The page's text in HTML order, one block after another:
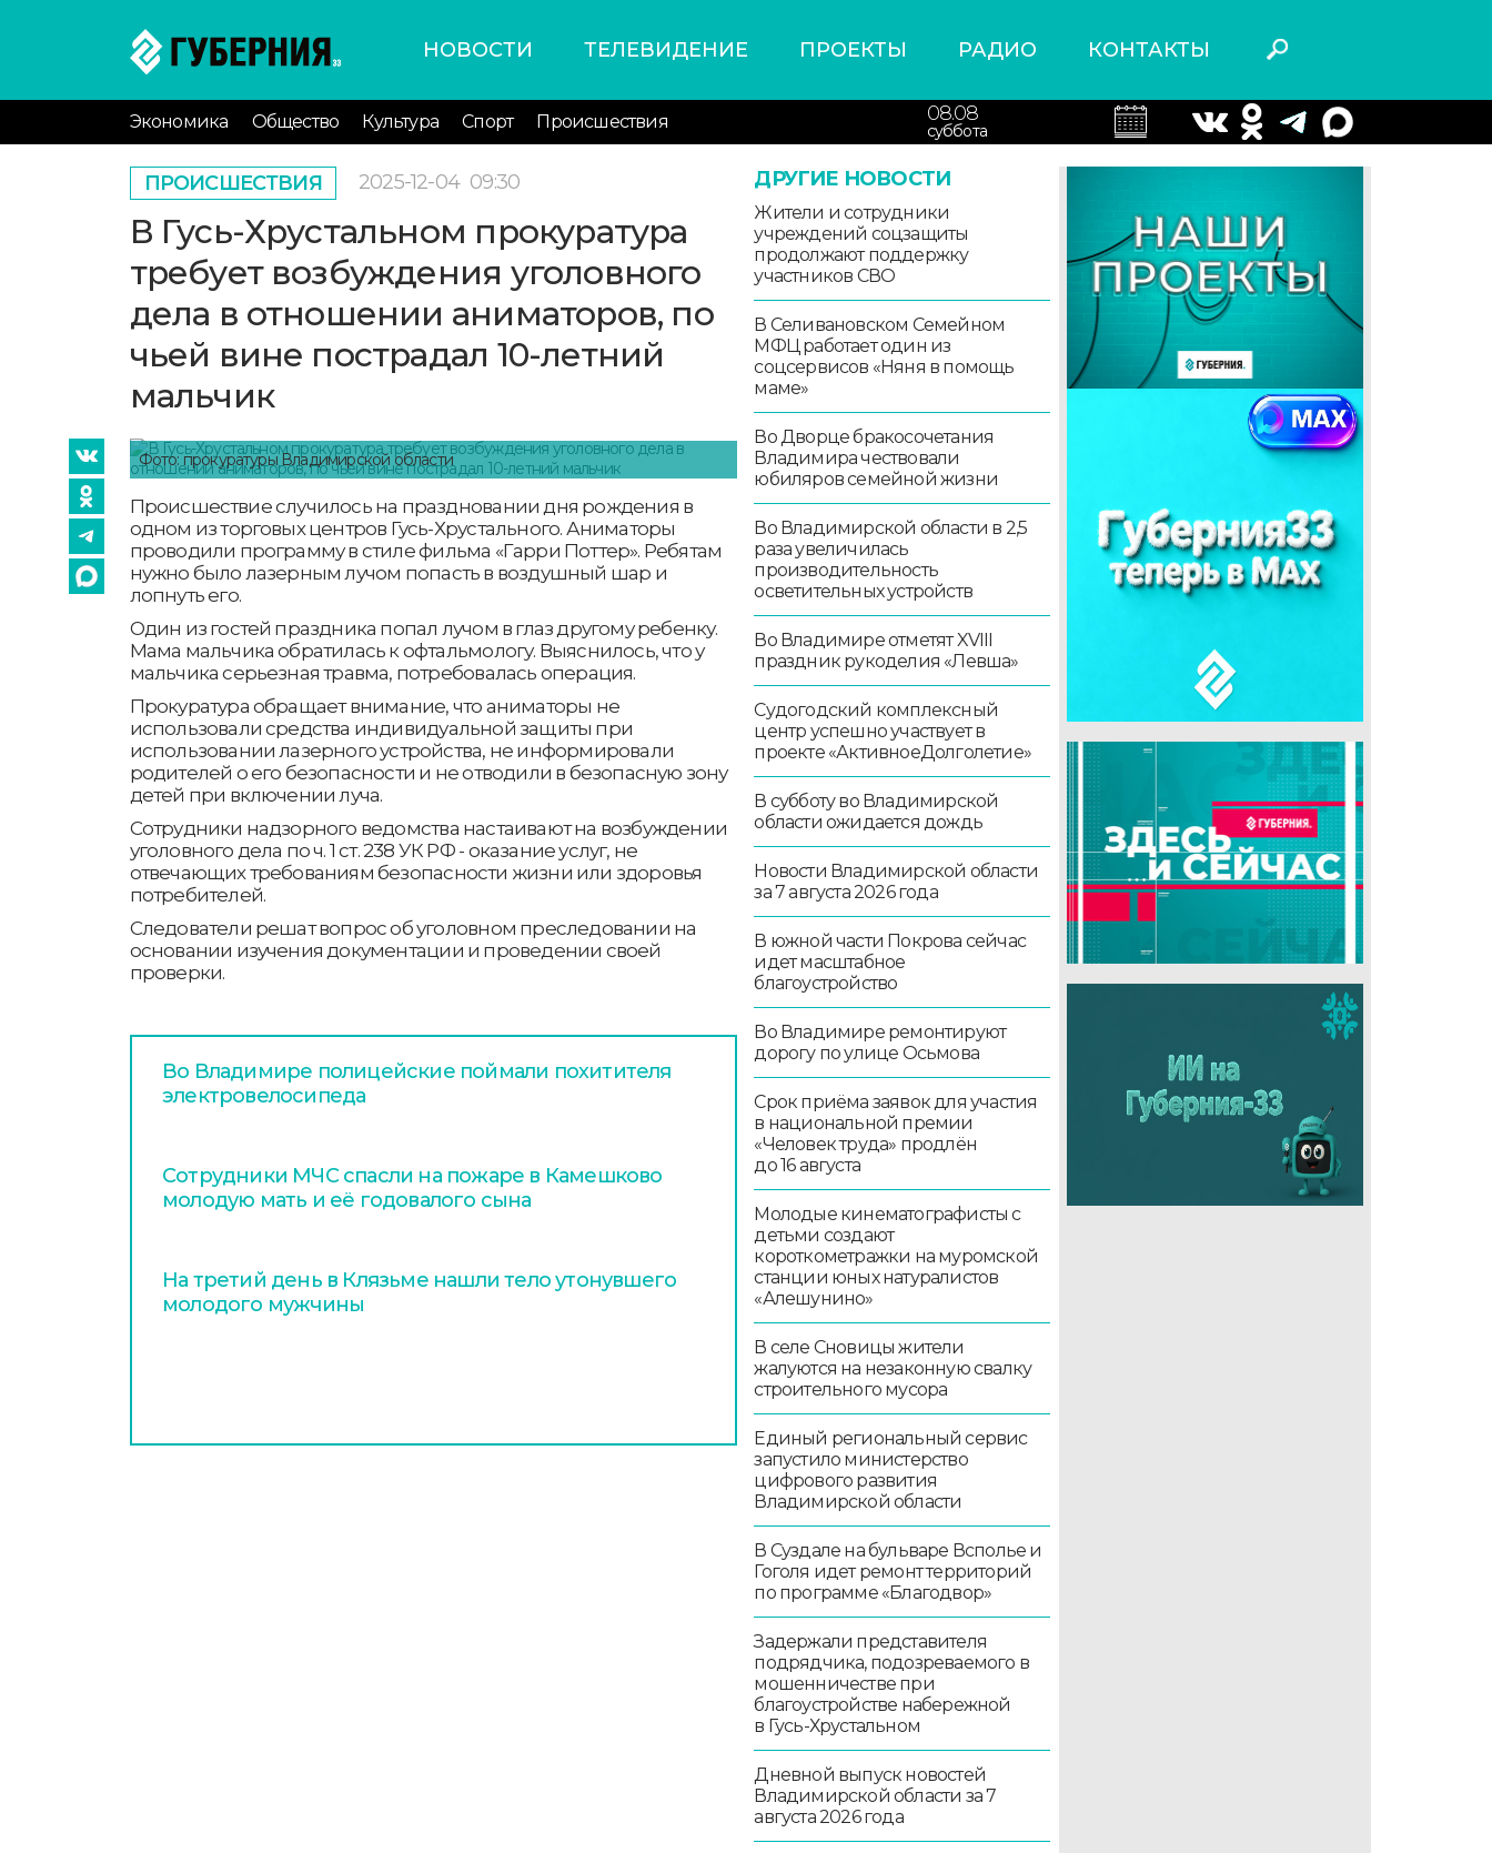
НОВОСТИ ТЕЛЕВИДЕНИЕ ПРОЕКТЫ РАДИО КОНТАКТЫ
Экономика Общество Культура Спорт Происшествия 08.08
суббота
ПРОИСШЕСТВИЯ 2025-12-04 09:30
В Гусь-Хрустальном прокуратура
требует возбуждения уголовного
дела в отношении аниматоров, по
чьей вине пострадал 10-летний
мальчик
Фото: прокуратуры Владимирской области
Происшествие случилось на праздновании дня рождения в
одном из торговых центров Гусь-Хрустального. Аниматоры
проводили программу в стиле фильма «Гарри Поттер». Ребятам
нужно было лазерным лучом попасть в воздушный шар и
лопнуть его.
Один из гостей праздника попал лучом в глаз другому ребенку.
Мама мальчика обратилась к офтальмологу. Выяснилось, что у
мальчика серьезная травма, потребовалась операция.
Прокуратура обращает внимание, что аниматоры не
использовали средства индивидуальной защиты при
использовании лазерного устройства, не информировали
родителей о его безопасности и не отводили в безопасную зону
детей при включении луча.
Сотрудники надзорного ведомства настаивают на возбуждении
уголовного дела по ч. 1 ст. 238 УК РФ - оказание услуг, не
отвечающих требованиям безопасности жизни или здоровья
потребителей.
Следователи решат вопрос об уголовном преследовании на
основании изучения документации и проведении своей
проверки.
Во Владимире полицейские поймали похитителя
электровелосипеда
Сотрудники МЧС спасли на пожаре в Камешково
молодую мать и её годовалого сына
На третий день в Клязьме нашли тело утонувшего
молодого мужчины
ДРУГИЕ НОВОСТИ
Жители и сотрудники
учреждений соцзащиты
продолжают поддержку
участников СВО
В Селивановском Семейном
МФЦ работает один из
соцсервисов «Няня в помощь
маме»
Во Дворце бракосочетания
Владимира чествовали
юбиляров семейной жизни
Во Владимирской области в 2,5
раза увеличилась
производительность
осветительных устройств
Во Владимире отметят XVIII
праздник рукоделия «Левша»
Судогодский комплексный
центр успешно участвует в
проекте «АктивноеДолголетие»
В субботу во Владимирской
области ожидается дождь
Новости Владимирской области
за 7 августа 2026 года
В южной части Покрова сейчас
идет масштабное
благоустройство
Во Владимире ремонтируют
дорогу по улице Осьмова
Срок приёма заявок для участия
в национальной премии
«Человек труда» продлён
до 16 августа
Молодые кинематографисты с
детьми создают
короткометражки на муромской
станции юных натуралистов
«Алешунино»
В селе Сновицы жители
жалуются на незаконную свалку
строительного мусора
Единый региональный сервис
запустило министерство
цифрового развития
Владимирской области
В Суздале на бульваре Всполье и
Гоголя идет ремонт территорий
по программе «Благодвор»
Задержали представителя
подрядчика, подозреваемого в
мошенничестве при
благоустройстве набережной
в Гусь-Хрустальном
Дневной выпуск новостей
Владимирской области за 7
августа 2026 года